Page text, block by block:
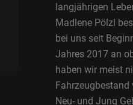
langjährigen
Madlene Pölzl
bei uns seit
Jahres 2017 an
haben wir meist
Fahrzeugbestand
Neu- und Jung